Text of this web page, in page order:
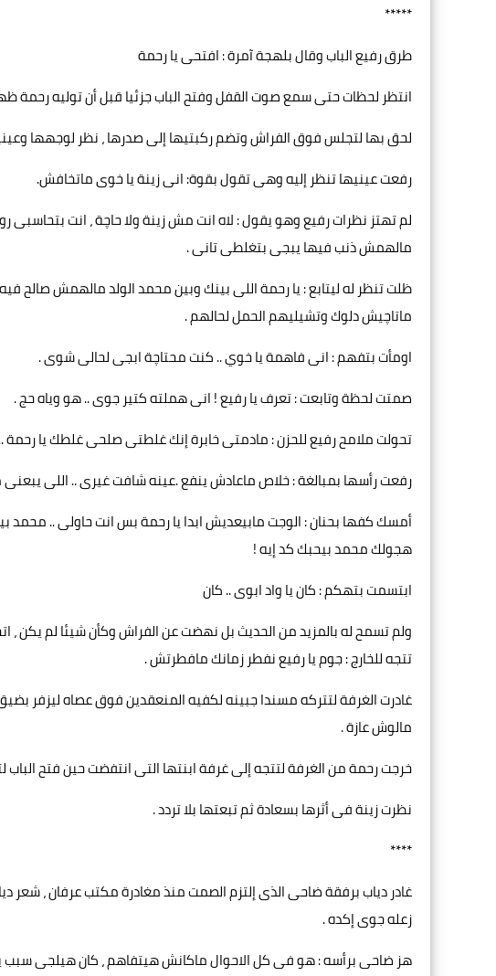
*****
طرق رفيع الباب وقال بلهجة آمرة : افتحى يا رحمة
انتظر لحظات حتى سمع صوت القفل وفتح الباب جزئيا قبل أن توليه رحمة
لحق بها لتجلس فوق الفراش وتضم ركبتيها إلى صدرها ، نظر لوجهها
رفعت عينيها تنظر إليه وهى تقول بقوة: انى زينة يا خوى ماتخافش.
لم تهتز نظرات رفيع وهو يقول : لاه انت مش زينة ولا حاچة ، انت
مالهمش ذنب فيها يبجى بتغلطى تانى .
ظلت تنظر له ليتابع : يا رحمة اللى بينك وبين محمد الولد مالهمش
ماتاچيش دلوك وتشيليهم الحمل لحالهم .
اومأت بتفهم : انى فاهمة يا خوي .. كنت محتاچة ابجى لحالى شوى .
صمتت لحظة وتابعت : تعرف يا رفيع ! انى هملته كتير جوى .. هو وياه حج .
تحولت ملامح رفيع للحزن : مادمتى خابرة إنك غلطتى صلحى غلطك يا
رفعت رأسها بمبالغة : خلاص ماعادش ينفع .عينه شافت غيرى .. اللى
أمسك كفها بحنان : الوجت مابيعديش ابدا يا رحمة بس انت حاولى .. محمد
هجولك محمد بيحبك كد إيه !
ابتسمت بتهكم : كان يا واد ابوى .. كان
ولم تسمح له بالمزيد من الحديث بل نهضت عن الفراش وكأن شيئا لم يكن ،
تتجه للخارج : جوم يا رفيع نفطر زمانك مافطرتش .
غادرت الغرفة لتتركه مسندا جبينه لكفيه المنعقدين فوق عصاه ليزفر
مالوش عازة .
خرجت رحمة من الغرفة لتتجه إلى غرفة ابنتها التى انتفضت حين فتح
نظرت زينة فى أثرها بسعادة ثم تبعتها بلا تردد .
****
غادر دياب برفقة ضاحى الذى إلتزم الصمت منذ مغادرة مكتب عرفان ، شعر
زعله جوى إكده .
هز ضاحى برأسه : هو فى كل الاحوال ماكانش هيتفاهم ، كان هيلجى سبب